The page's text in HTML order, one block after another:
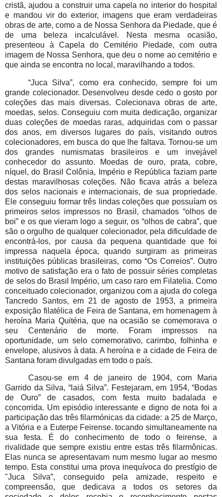
cristã, ajudou a construir uma capela no interior do hospital
e mandou vir do exterior, imagens que eram verdadeiras
obras de arte, como a de Nossa Senhora da Piedade, que é
de uma beleza incalculável. Nesta mesma ocasião,
presenteou à Capela do Cemitério Piedade, com outra
imagem de Nossa Senhora, que deu o nome ao cemitério e
que ainda se encontra no local, maravilhando a todos.
“Juca Silva”, como era conhecido, sempre foi um
grande colecionador. Desenvolveu desde cedo o gosto por
coleções das mais diversas. Colecionava obras de arte,
moedas, selos. Conseguiu com muita dedicação, organizar
duas coleções de moedas raras, adquiridas com o passar
dos anos, em diversos lugares do país, visitando outros
colecionadores, em busca do que lhe faltava. Tornou-se um
dos grandes numismatas brasileiros e um invejável
conhecedor do assunto.
Moedas de ouro, prata, cobre,
níquel, do Brasil Colônia, Império e República faziam parte
destas maravilhosas coleções. Não ficava atrás a beleza
dos selos nacionais e internacionais, de sua propriedade.
Ele conseguiu formar três lindas coleções que possuíam os
primeiros selos impressos no Brasil, chamados “olhos de
boi” e os que vieram logo a seguir, os “olhos de cabra”, que
são o orgulho de qualquer colecionador, pela dificuldade de
encontrá-los, por causa da pequena quantidade que foi
impressa naquela época, quando surgiram as primeiras
instituições públicas brasileiras, como “Os Correios”. Outro
motivo de satisfação era o fato de possuir séries completas
de selos do Brasil Império, um caso raro em Filatelia. Como
conceituado colecionador, organizou com a ajuda do colega
Tancredo Santos, em 21 de agosto de 1953, a primeira
exposição filatélica de Feira de Santana, em homenagem à
heroína Maria Quitéria, que na ocasião se comemorava o
seu Centenário de morte. Foram impressos na
oportunidade, um selo comemorativo, carimbo, folhinha e
envelope, alusivos à data. A heroína e a cidade de Feira de
Santana foram divulgadas em todo o país.
Casou-se em 4 de janeiro de 1904, com Maria
Garrido da Silva, “laiá Silva”. Festejaram, em 1954, “Bodas
de Ouro” de casados, com festa muito badalada e
concorrida. Um episódio interessante e digno de nota foi a
participação das três filarmónicas da cidade: a 25 de Março,
a Vitória e a Euterpe Feirense. tocando simultaneamente na
sua festa. É do conhecimento de todo o feirense, a
rivalidade que sempre existiu entre estas três filarmônicas.
Elas nunca se apresentavam num mesmo lugar ao mesmo
tempo. Esta constitui uma prova inequívoca do prestígio de
"Juca Silva”, conseguido pela amizade, respeito e
compreensão, que dedicava a todos os setores da